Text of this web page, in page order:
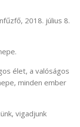
2018. július 8.
élet, a valóságos
minden ember
vigadjunk